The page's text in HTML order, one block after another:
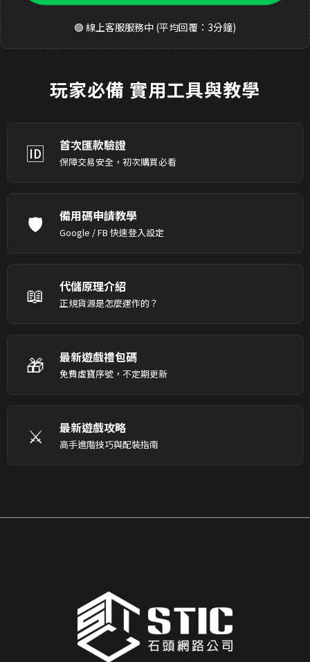
🟢 線上客服服務中 (平均回覆：3分鐘)
玩家必備 實用工具與教學
🆔 首次匯款驗證
保障交易安全，初次購買必看
🛡️ 備用碼申請教學
Google / FB 快速登入設定
📖 代儲原理介紹
正規貨源是怎麼運作的？
🎁 最新遊戲禮包碼
免費虛寶序號，不定期更新
⚔️ 最新遊戲攻略
高手進階技巧與配裝指南